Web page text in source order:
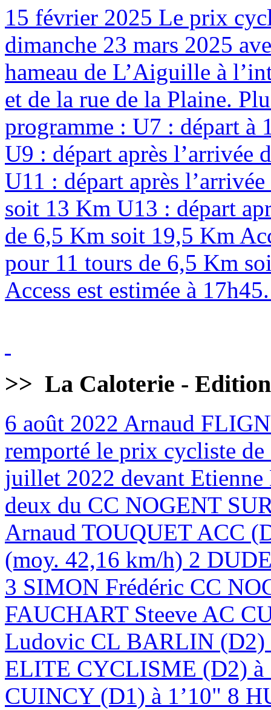
15 février 2025 Le prix
dimanche 23 mars 2025
hameau de L’Aiguille à
et de la rue de la Plaine.
programme : U7 : départ à
U9 : départ après l’arrivée
U11 : départ après
soit 13 Km U13 : départ
de 6,5 Km soit 19,5 Km
pour 11 tours de 6,5 Km
Access est estimée à
>> La Caloterie -
6 août 2022 Arnaud
remporté le prix cycliste
juillet 2022 devant
deux du CC NOGENT
Arnaud TOUQUET ACC
(moy. 42,16 km/h) 2
3 SIMON Frédéric CC
FAUCHART Steeve AC
Ludovic CL BARLIN
ELITE CYCLISME (D2)
CUINCY (D1) à 1’10" 8